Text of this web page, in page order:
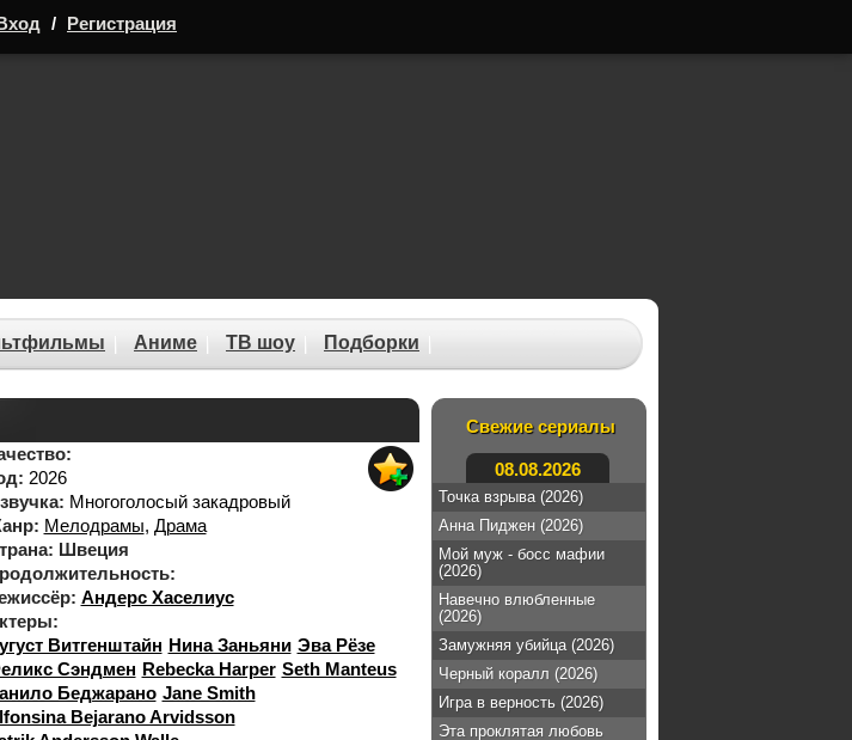
/ Регистрация
Аниме ТВ шоу Подборки
Свежие сериалы
08.08.2026
Точка взрыва (2026)
Анна Пиджен (2026)
Мой муж - босс мафии
(2026)
Навечно влюбленные
(2026)
Замужняя убийца (2026)
Черный коралл (2026)
Игра в верность (2026)
Эта проклятая любовь
2026
Многоголосый закадровый
Мелодрамы, Драма
Швеция
Андерс Хаселиус
Витгенштайн Нина Заньяни Эва Рёзе
Сэндмен Rebecka Harper Seth Manteus
Беджарано Jane Smith
Bejarano Arvidsson